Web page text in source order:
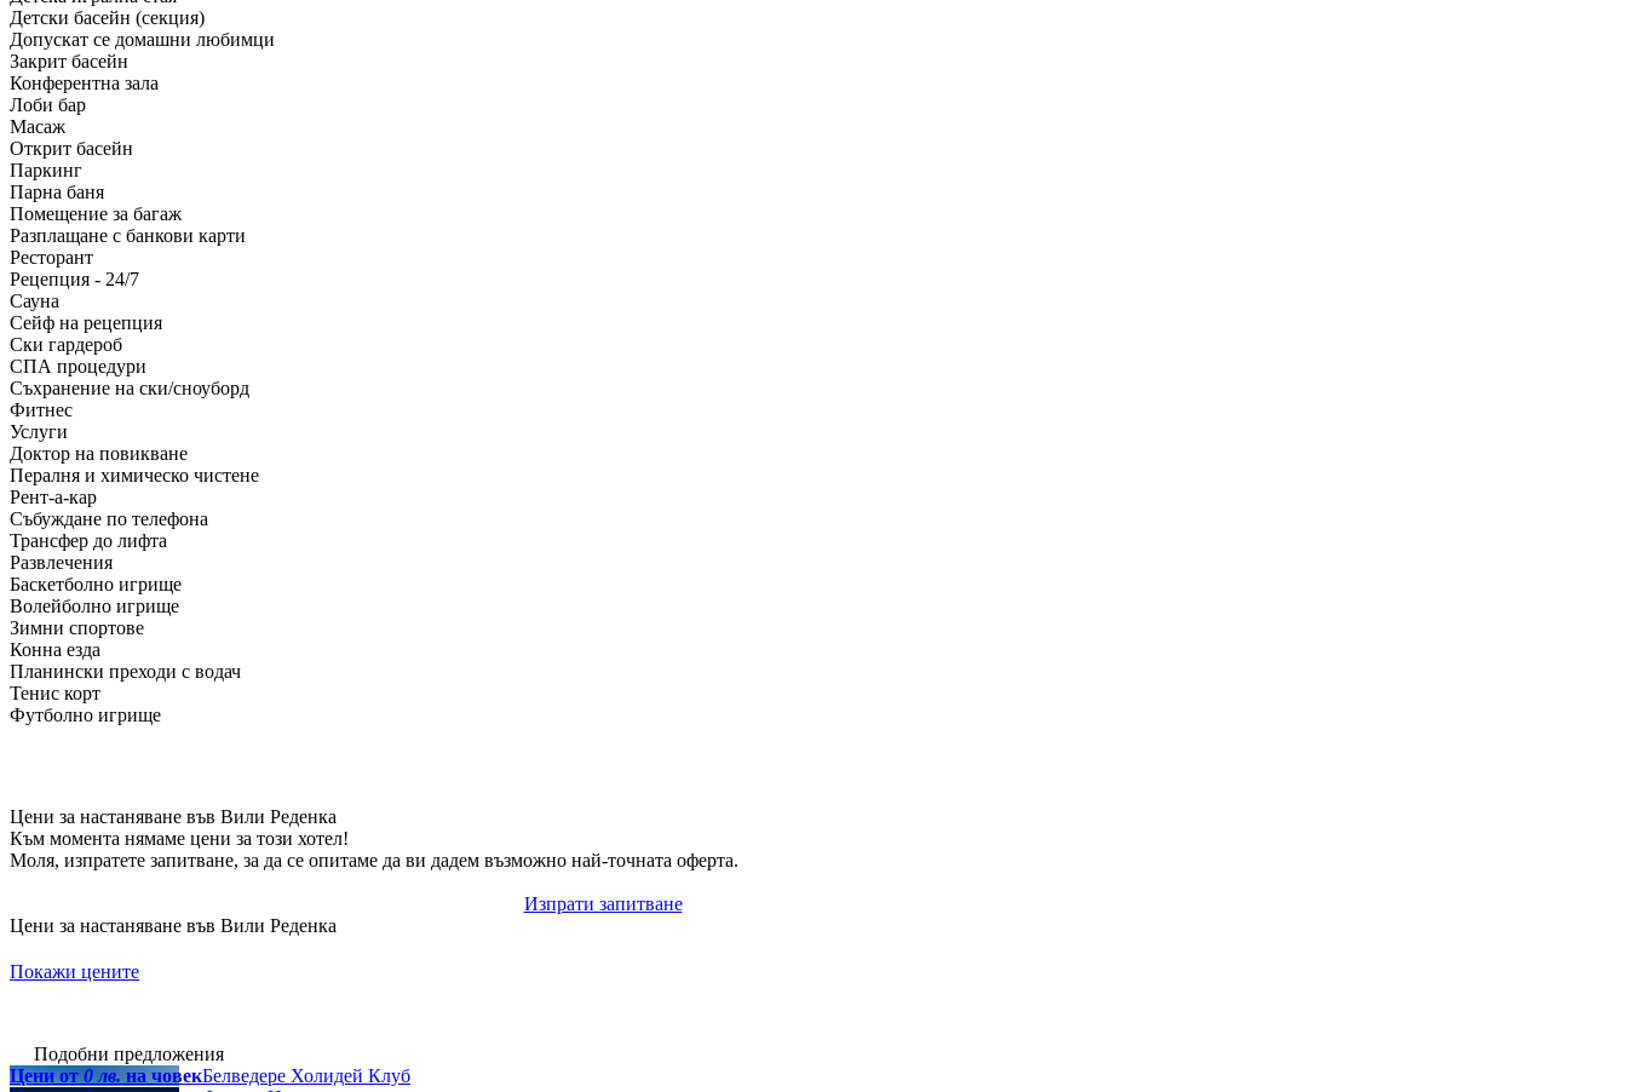
Детски басейн (секция)
Допускат се домашни любимци
Закрит басейн
Конферентна зала
Лоби бар
Масаж
Открит басейн
Паркинг
Парна баня
Помещение за багаж
Разплащане с банкови карти
Ресторант
Рецепция - 24/7
Сауна
Сейф на рецепция
Ски гардероб
СПА процедури
Съхранение на ски/сноуборд
Фитнес
Услуги
Доктор на повикване
Пералня и химическо чистене
Рент-а-кар
Събуждане по телефона
Трансфер до лифта
Развлечения
Баскетболно игрище
Волейболно игрище
Зимни спортове
Конна езда
Планински преходи с водач
Тенис корт
Футболно игрище
Цени за настаняване във Вили Реденка
Към момента нямаме цени за този хотел!
Моля, изпратете запитване, за да се опитаме да ви дадем възможно най-точната оферта.
Изпрати запитване
Цени за настаняване във Вили Реденка
Покажи цените
Подобни предложения
Цени от0 лв. на човекБелведере Холидей Клуб